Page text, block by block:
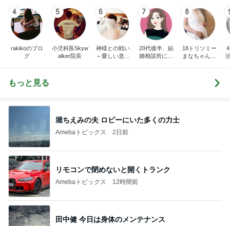
4
rakikoのブロ
グ
5
小児科医Skyw
alker院長
6
神様との戦い
～愛しい息子
7
20代後半、結
婚相談所に入
8
18トリソミー
まなちゃんマ
もっと見る
堀ちえみの夫 ロビーにいた多くの力士
Amebaトピックス 2日前
リモコンで閉めないと開くトランク
Amebaトピックス 12時間前
田中健 今日は身体のメンテナンス